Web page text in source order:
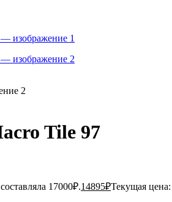
Tile 97
17000₽.14895₽Текущая